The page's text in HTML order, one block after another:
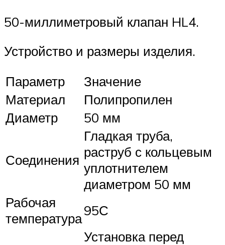
50-миллиметровый клапан HL4.
Устройство и размеры изделия.
Параметр
Значение
Материал
Полипропилен
Диаметр
50 мм
Соединения
Гладкая труба,
раструб с кольцевым
уплотнителем
диаметром 50 мм
Рабочая
температура95С
Установка перед